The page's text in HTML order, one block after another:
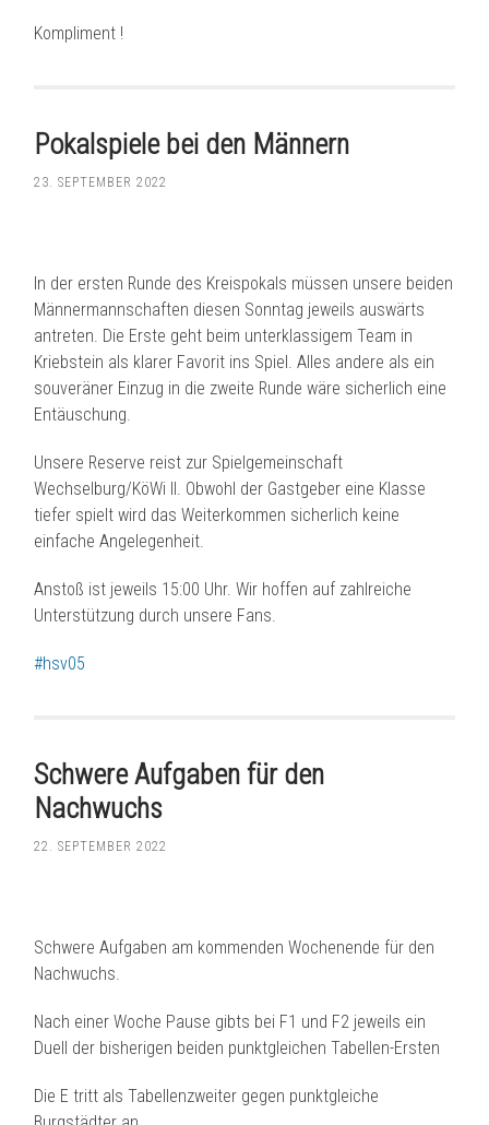
Kompliment !
Pokalspiele bei den Männern
23. SEPTEMBER 2022
In der ersten Runde des Kreispokals müssen unsere beiden
Männermannschaften diesen Sonntag jeweils auswärts
antreten. Die Erste geht beim unterklassigem Team in
Kriebstein als klarer Favorit ins Spiel. Alles andere als ein
souveräner Einzug in die zweite Runde wäre sicherlich eine
Entäuschung.
Unsere Reserve reist zur Spielgemeinschaft
Wechselburg/KöWi II. Obwohl der Gastgeber eine Klasse
tiefer spielt wird das Weiterkommen sicherlich keine
einfache Angelegenheit.
Anstoß ist jeweils 15:00 Uhr. Wir hoffen auf zahlreiche
Unterstützung durch unsere Fans.
#hsv05
Schwere Aufgaben für den
Nachwuchs
22. SEPTEMBER 2022
Schwere Aufgaben am kommenden Wochenende für den
Nachwuchs.
Nach einer Woche Pause gibts bei F1 und F2 jeweils ein
Duell der bisherigen beiden punktgleichen Tabellen-Ersten
Die E tritt als Tabellenzweiter gegen punktgleiche